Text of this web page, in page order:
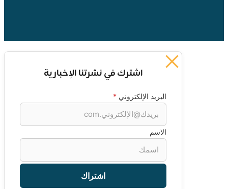
اشترك في نشرتنا الإخبارية
البريد الإلكتروني *
الاسم
اشتراك